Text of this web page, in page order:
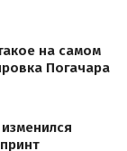
на самом
Погачара